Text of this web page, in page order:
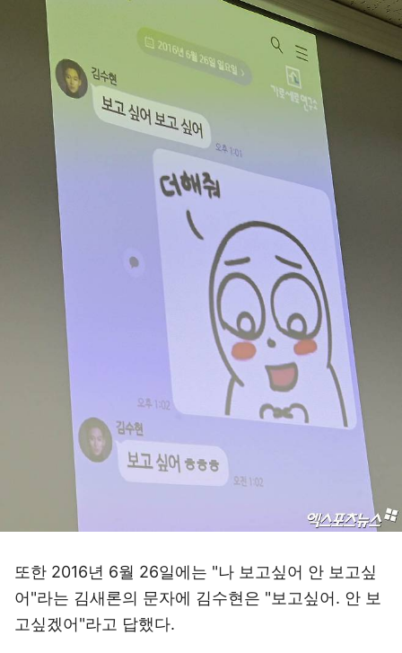
또한 2016년 6월 26일에는 "나 보고싶어 안 보고싶
어"라는 김새론의 문자에 김수현은 "보고싶어. 안 보
고싶겠어"라고 답했다.